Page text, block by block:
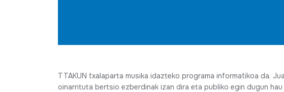
Fiche complète
TTAKUN txalaparta musika idazteko programa informatikoa da.
oinarrituta bertsio ezberdinak izan dira eta publiko egin dugun